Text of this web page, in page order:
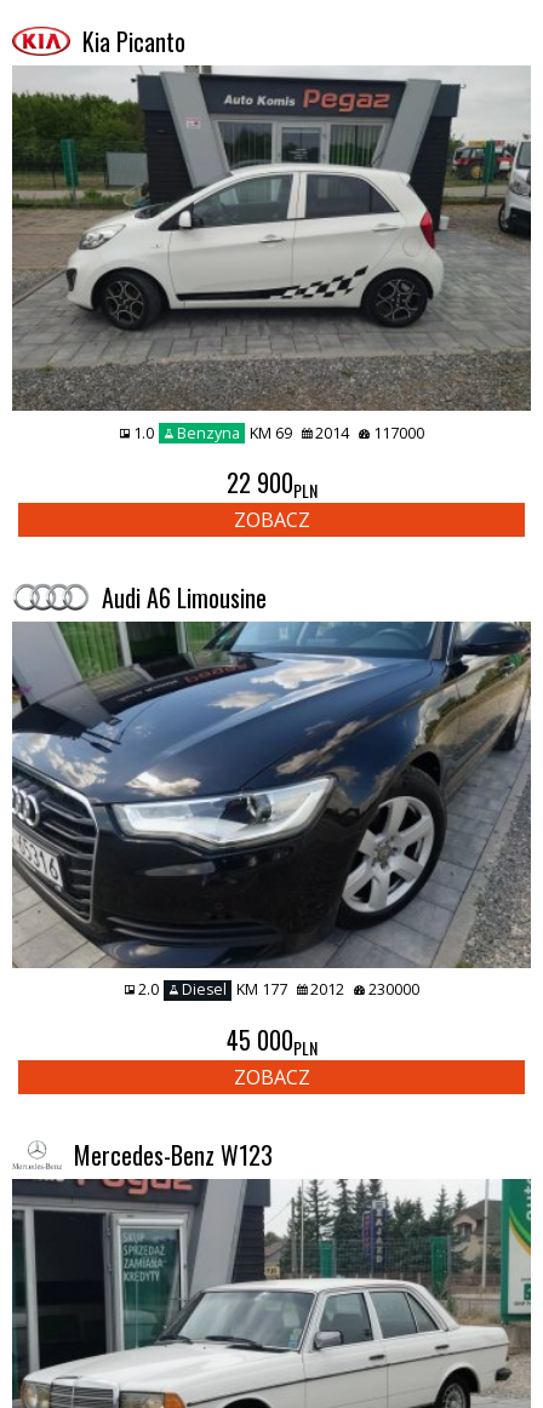
Kia Picanto
1.0 Benzyna KM 69 2014 117000
22 900PLN
ZOBACZ
Audi A6 Limousine
2.0 Diesel KM 177 2012 230000
45 000PLN
ZOBACZ
Mercedes-Benz W123